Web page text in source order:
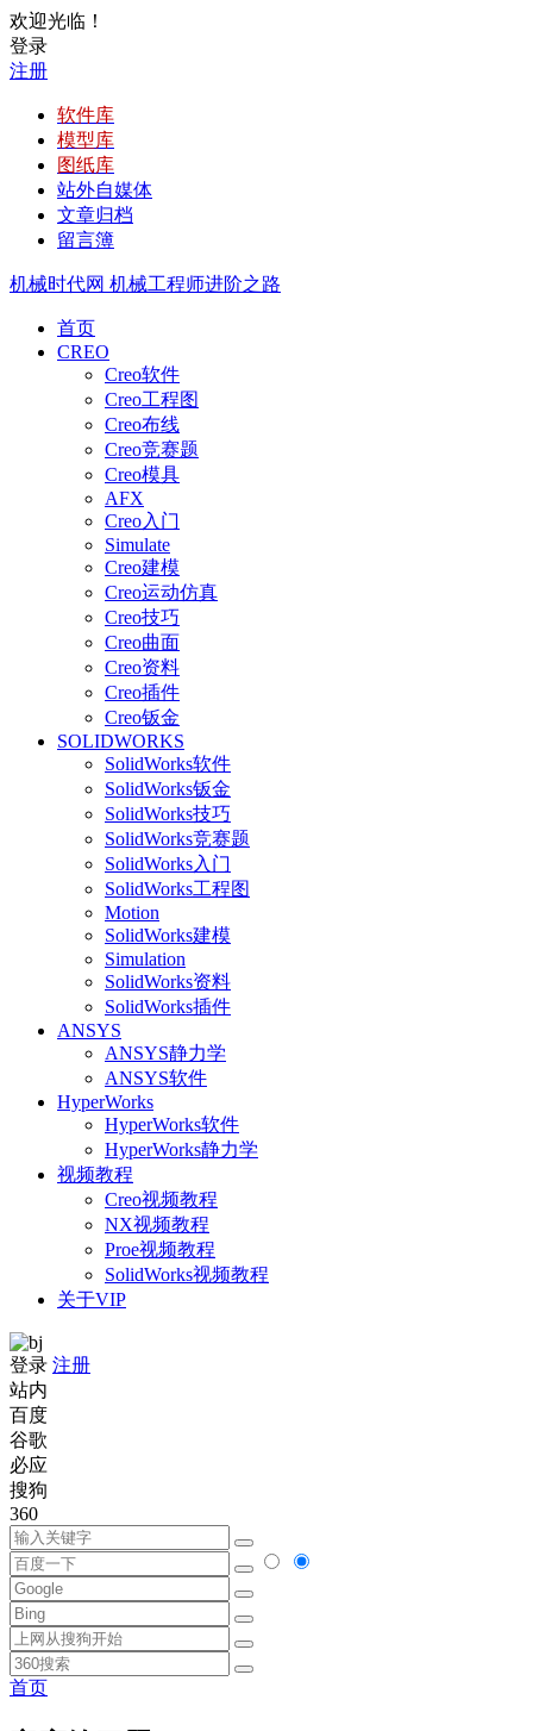
欢迎光临！
登录
注册
软件库
模型库
图纸库
站外自媒体
文章归档
留言簿
机械时代网 机械工程师进阶之路
首页
CREO
Creo软件
Creo工程图
Creo布线
Creo竞赛题
Creo模具
AFX
Creo入门
Simulate
Creo建模
Creo运动仿真
Creo技巧
Creo曲面
Creo资料
Creo插件
Creo钣金
SOLIDWORKS
SolidWorks软件
SolidWorks钣金
SolidWorks技巧
SolidWorks竞赛题
SolidWorks入门
SolidWorks工程图
Motion
SolidWorks建模
Simulation
SolidWorks资料
SolidWorks插件
ANSYS
ANSYS静力学
ANSYS软件
HyperWorks
HyperWorks软件
HyperWorks静力学
视频教程
Creo视频教程
NX视频教程
Proe视频教程
SolidWorks视频教程
关于VIP
登录 注册
站内
百度
谷歌
必应
搜狗
360
首页